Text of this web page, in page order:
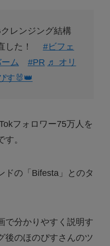
レンジング結構
した！ #ビフェ
ム #PR ♬ オリ
す🐰👑
フォロワー75万人を
。
ドの「Bifesta」とのタ
で分かりやすく説明す
後のほのぴすさんのツ